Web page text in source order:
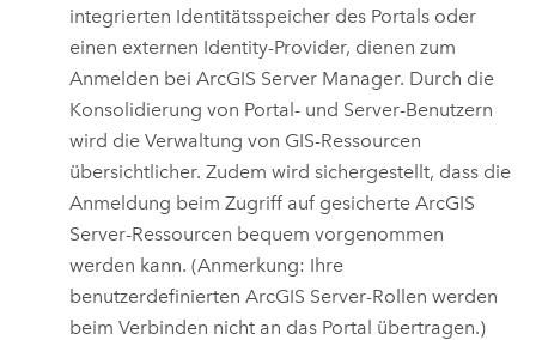
integrierten Identitätsspeicher des Portals oder
einen externen Identity-Provider, dienen zum
Anmelden beiArcGIS Server Manager. Durch die
Konsolidierung von Portal- und Server-Benutzern
wird die Verwaltung von GIS-Ressourcen
übersichtlicher. Zudem wird sichergestellt, dass die
Anmeldung beim Zugriff auf gesicherteArcGIS
Server-Ressourcen bequem vorgenommen
werden kann. (Anmerkung: Ihre
benutzerdefiniertenArcGIS Server-Rollen werden
beim Verbinden nicht an das Portal übertragen.)